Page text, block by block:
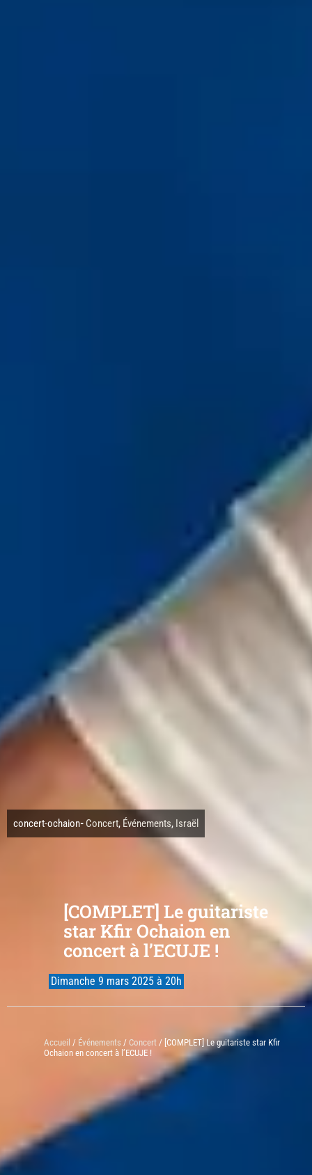
concert-ochaion- Concert, Événements, Israël
[COMPLET] Le guitariste
star Kfir Ochaion en
concert à l’ECUJE !
Dimanche 9 mars 2025 à 20h
Accueil / Événements / Concert / [COMPLET] Le guitariste star Kfir
Ochaion en concert à l’ECUJE !